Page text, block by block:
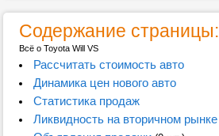
Содержание страницы:
Всё о Toyota Will VS
Рассчитать стоимость авто
Динамика цен нового авто
Статистика продаж
Ликвидность на вторичном рынке